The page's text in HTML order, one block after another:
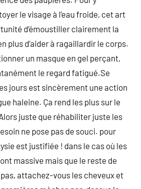
le visage à l’eau froide, cet art
d’émoustiller clairement la
plus d’aider à ragaillardir le corps.
un masque en gel perçant,
le regard fatigué.Se
jours est sincèrement une action
haleine. Ça rend les plus sur le
juste que réhabiliter juste les
ne pose pas de souci. pour
est justifiée ! dans le cas où les
massive mais que le reste de
pas, attachez-vous les cheveux et